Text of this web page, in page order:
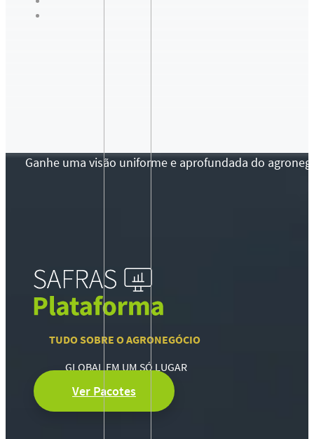
Ganhe uma visão uniforme e aprofundada do
TUDO SOBRE O AGRONEGÓCIO
GLOBAL EM UM SÓ LUGAR
Ver Pacotes